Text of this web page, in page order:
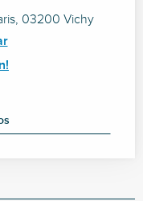
03200 Vichy